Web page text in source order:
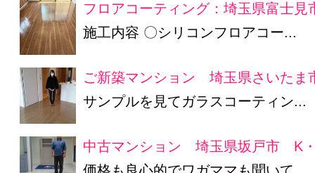
フロアコーティング：埼玉県富士見
施工内容 〇シリコンフロアコー...
ご新築マンション 埼玉県さいた
サンプルを見てガラスコーティン...
中古マンション 埼玉県坂戸市 K